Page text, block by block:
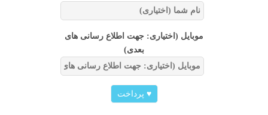
موبایل (اختیاری: جهت اطلاع رسانی های
بعدی)
♥ پرداخت